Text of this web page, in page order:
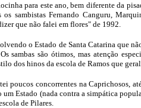
para este ano, bem diferente da
os sambistas Fernando Canguru,
que não falei em flores" de 1992.
o Estado de Santa Catarina que
sambas são ótimos, mas atenção
dos hinos da escola de Ramos que
poucos concorrentes na Caprichosos,
Estado (nada contra a simpática
de Pilares.